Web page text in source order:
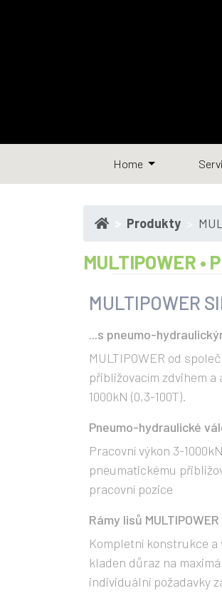
Home
Produkty
MULTIPOWER •
MULTIPOWER
...s pneumo-
MULTIPOWER od
přibližovacím zdvihem
1000kN (0,3-100T).
Pneumo-hydraulické
Pracovní výkon 3-
pneumatickému
pracovní pozice
Rámy lisů MULTIPOWER
Kompletní konstrukce
kladen důraz na
individuální požadavky